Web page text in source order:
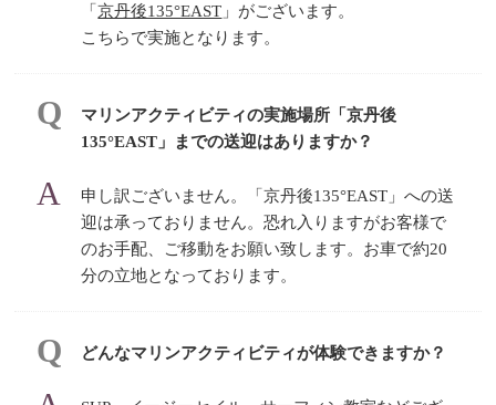
「京丹後135°EAST 」がございます。
こちらで実施となります。
マリンアクティビティの実施場所「京丹後
135°EAST」までの送迎はありますか？
申し訳ございません。「京丹後135°EAST」への送
迎は承っておりません。恐れ入りますがお客様で
のお手配、ご移動をお願い致します。お車で約20
分の立地となっております。
どんなマリンアクティビティが体験できますか？